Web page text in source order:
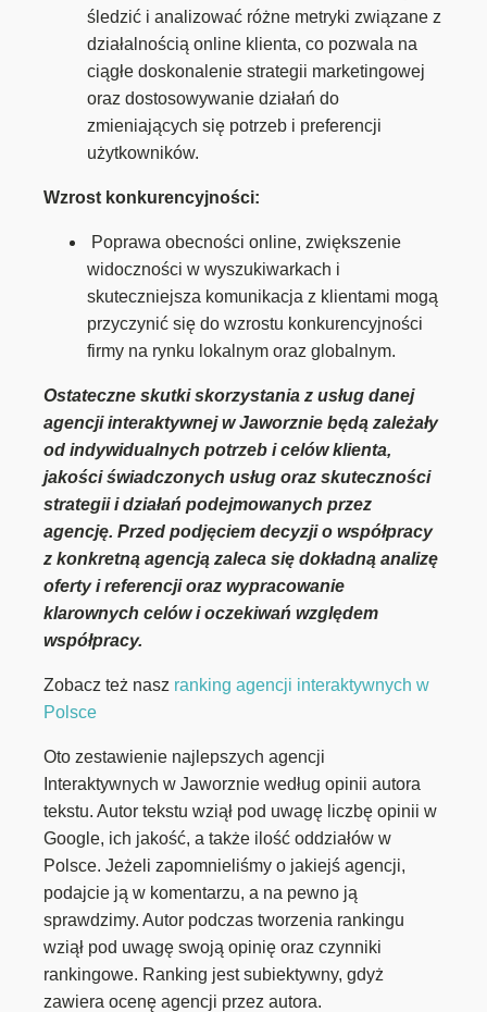
śledzić i analizować różne metryki związane z
działalnością online klienta, co pozwala na
ciągłe doskonalenie strategii marketingowej
oraz dostosowywanie działań do
zmieniających się potrzeb i preferencji
użytkowników.
Wzrost konkurencyjności:
Poprawa obecności online, zwiększenie
widoczności w wyszukiwarkach i
skuteczniejsza komunikacja z klientami mogą
przyczynić się do wzrostu konkurencyjności
firmy na rynku lokalnym oraz globalnym.
Ostateczne skutki skorzystania z usług danej
agencji interaktywnej w Jaworznie będą zależały
od indywidualnych potrzeb i celów klienta,
jakości świadczonych usług oraz skuteczności
strategii i działań podejmowanych przez
agencję. Przed podjęciem decyzji o współpracy
z konkretną agencją zaleca się dokładną analizę
oferty i referencji oraz wypracowanie
klarownych celów i oczekiwań względem
współpracy.
Zobacz też nasz ranking agencji interaktywnych w
Polsce
Oto zestawienie najlepszych agencji
Interaktywnych w Jaworznie według opinii autora
tekstu. Autor tekstu wziął pod uwagę liczbę opinii w
Google, ich jakość, a także ilość oddziałów w
Polsce. Jeżeli zapomnieliśmy o jakiejś agencji,
podajcie ją w komentarzu, a na pewno ją
sprawdzimy. Autor podczas tworzenia rankingu
wziął pod uwagę swoją opinię oraz czynniki
rankingowe. Ranking jest subiektywny, gdyż
zawiera ocenę agencji przez autora.